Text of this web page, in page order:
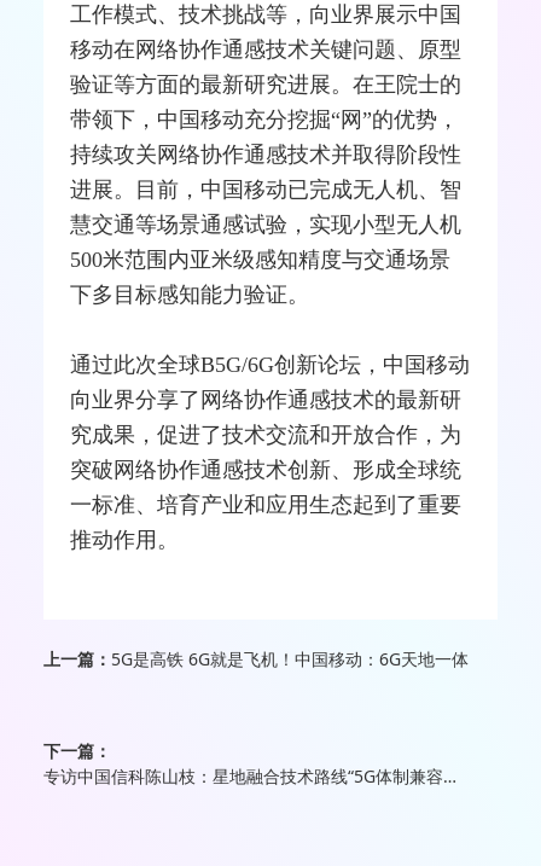
工作模式、技术挑战等，向业界展示中国
移动在网络协作通感技术关键问题、原型
验证等方面的最新研究进展。在王院士的
带领下，中国移动充分挖掘“网”的优势，
持续攻关网络协作通感技术并取得阶段性
进展。目前，中国移动已完成无人机、智
慧交通等场景通感试验，实现小型无人机
500米范围内亚米级感知精度与交通场景
下多目标感知能力验证。
通过此次全球B5G/6G创新论坛，中国移动
向业界分享了网络协作通感技术的最新研
究成果，促进了技术交流和开放合作，为
突破网络协作通感技术创新、形成全球统
一标准、培育产业和应用生态起到了重要
推动作用。
上一篇： 5G是高铁 6G就是飞机！中国移动：6G天地一体
下一篇：
专访中国信科陈山枝：星地融合技术路线“5G体制兼容，6G系统融合”